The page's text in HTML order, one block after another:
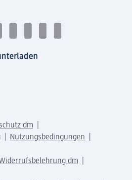
dm
Nutzungsbedingungen
dm